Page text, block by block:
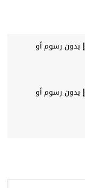
بدون رسوم أو
بدون رسوم أو